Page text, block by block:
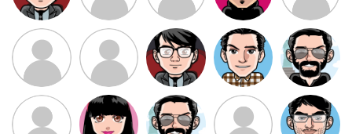
ممدرضا رضا کاظمی زهرا ~ ابتین
سید محمد
موسوی
مهدی فرهمند مهدی سلطانی داود رضیی
طرفدار میلی
بابی براون
کیوان کیانی